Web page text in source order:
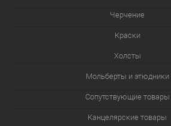
Черчение
Краски
Холсты
Мольберты и этюдники
Сопутствующие товары
Канцелярские товары